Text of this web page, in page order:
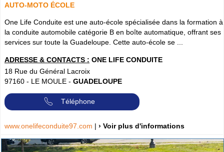
AUTO-MOTO ÉCOLE
One Life Conduite est une auto-école spécialisée dans la formation à
la conduite automobile catégorie B en boîte automatique, offrant ses
services sur toute la Guadeloupe. Cette auto-école se ...
ADRESSE & CONTACTS : ONE LIFE CONDUITE
18 Rue du Général Lacroix
97160 - LE MOULE - GUADELOUPE
Téléphone
www.onelifeconduite97.com | › Voir plus d'informations